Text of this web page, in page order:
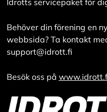
Idrotts servicepaket för
Behöver din förening en
webbsida? Ta kontakt
support@idrott.fi
Besök oss på